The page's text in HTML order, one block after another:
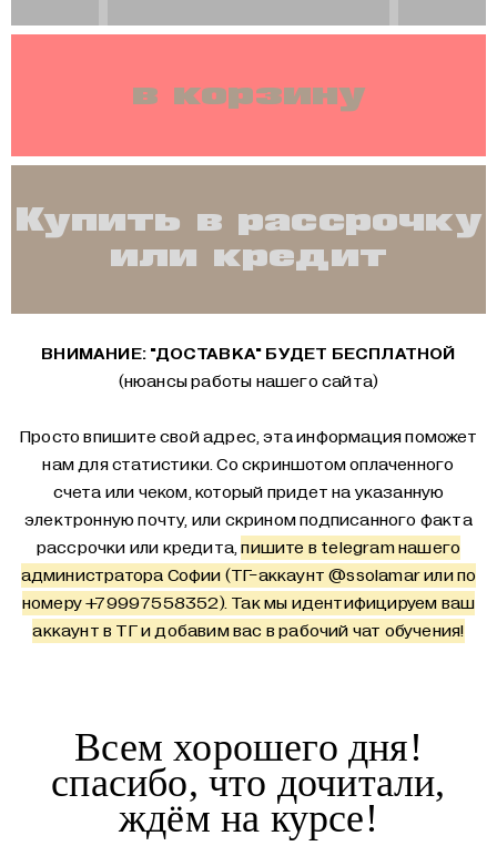
в корзину
Купить в рассрочку
или кредит
ВНИМАНИЕ: "ДОСТАВКА" БУДЕТ БЕСПЛАТНОЙ
(нюансы работы нашего сайта)
Просто впишите свой адрес, эта информация поможет
нам для статистики. Со скриншотом оплаченного
счета или чеком, который придет на указанную
электронную почту, или скрином подписанного факта
рассрочки или кредита,пишите в telegram нашего
администратора Софии (ТГ-аккаунт@ssolamarили по
номеру +79997558352). Так мы идентифицируем ваш
аккаунт в ТГ и добавим вас в рабочий чат обучения!
Всем хорошего дня!
спасибо, что дочитали,
ждём на курсе!